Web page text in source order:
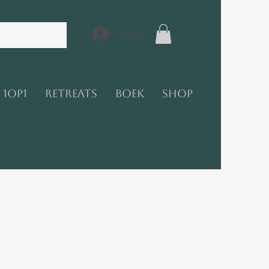
Inloggen
1op1 Retreats Boek Shop